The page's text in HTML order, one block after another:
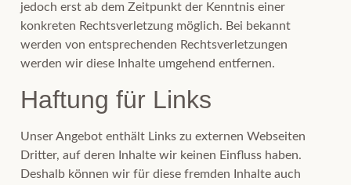
jedoch erst ab dem Zeitpunkt der Kenntnis einer
konkreten Rechtsverletzung möglich. Bei bekannt
werden von entsprechenden Rechtsverletzungen
werden wir diese Inhalte umgehend entfernen.
Haftung für Links
Unser Angebot enthält Links zu externen Webseiten
Dritter, auf deren Inhalte wir keinen Einfluss haben.
Deshalb können wir für diese fremden Inhalte auch